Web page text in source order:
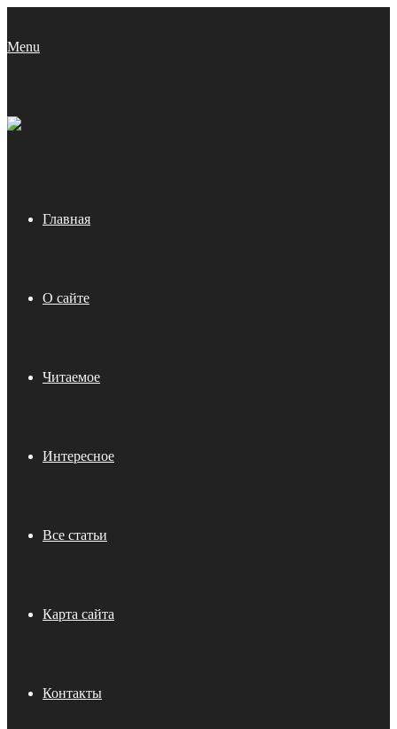
Menu
Главная
О сайте
Читаемое
Интересное
Все статьи
Карта сайта
Контакты